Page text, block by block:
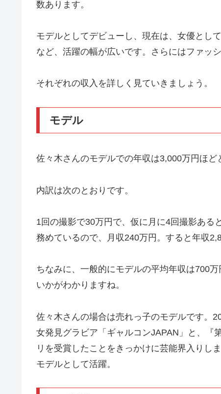
数あります。
モデルとしてデビューし、現在は、女優とし
など、活躍の幅が広いです。さらにはファッ
それぞれの収入を詳しく見ていきましょう。
モデル
佐々木さんのモデルでの年収は3,000万円ほど
内訳は次のとおりです。
1回の撮影で30万円で、仮に月に4回撮影ある
務めているので、月収240万円。すると年収
ちなみに、一般的にモデルの平均年収は700
いかがわかりますね。
佐々木さんの場合は売れっ子のモデルです。
女発見グラビア「ギャルコンJAPAN」と、『
リを受賞したことをきっかけに芸能界入りし
モデルとして活躍。